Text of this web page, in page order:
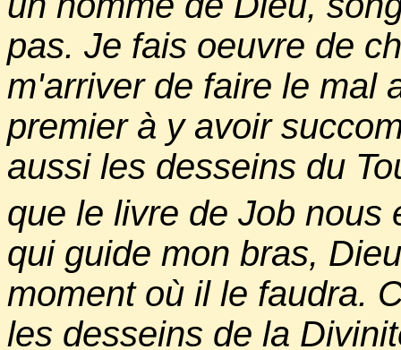
pas. Je fais oeuvre de
m'arriver de faire le mal
premier à y avoir
aussi les desseins du
que le livre de Job nous
qui guide mon bras,
moment où il le faudra.
les desseins de la